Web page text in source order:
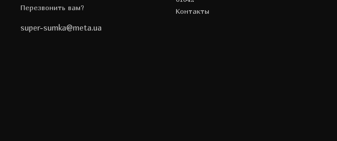
Перезвонить вам?
super-sumka@meta.ua
Контакты